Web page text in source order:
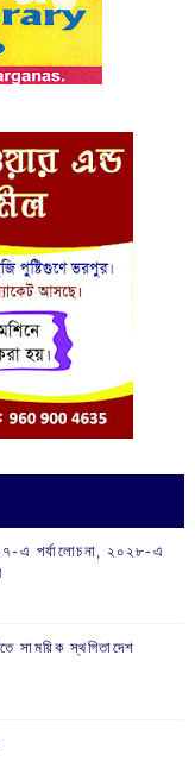
এ পর্যালোচনা, ২০২৮-এ
সাময়িক স্থগিতাদেশ